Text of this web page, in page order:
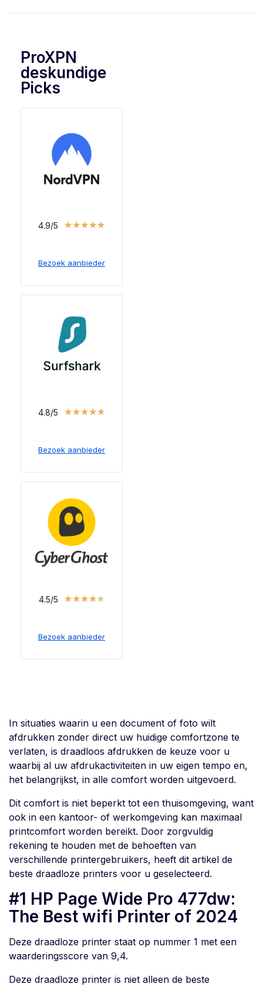
ProXPN
deskundige
Picks
4.9/5 ★★★★★
Bezoek aanbieder
4.8/5 ★★★★★
Bezoek aanbieder
4.5/5 ★★★★★
Bezoek aanbieder
In situaties waarin u een document of foto wilt
afdrukken zonder direct uw huidige comfortzone te
verlaten, is draadloos afdrukken de keuze voor u
waarbij al uw afdrukactiviteiten in uw eigen tempo en,
het belangrijkst, in alle comfort worden uitgevoerd.
Dit comfort is niet beperkt tot een thuisomgeving, want
ook in een kantoor- of werkomgeving kan maximaal
printcomfort worden bereikt. Door zorgvuldig
rekening te houden met de behoeften van
verschillende printergebruikers, heeft dit artikel de
beste draadloze printers voor u geselecteerd.
#1 HP Page Wide Pro 477dw:
The Best wifi Printer of 2024
Deze draadloze printer staat op nummer 1 met een
waarderingsscore van 9,4.
Deze draadloze printer is niet alleen de beste